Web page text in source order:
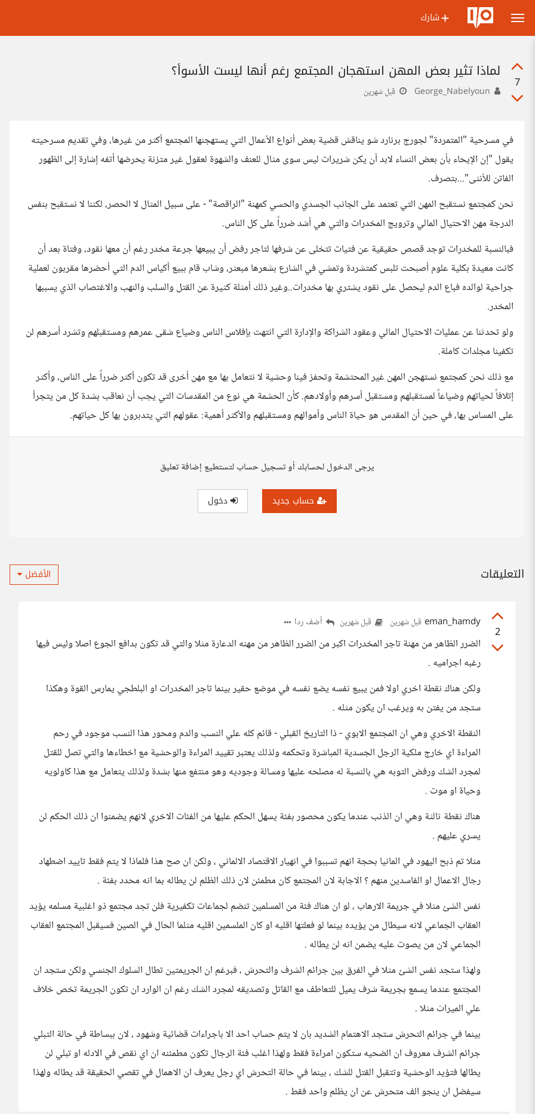
شارك
7
لماذا تثير بعض المهن استهجان المجتمع رغم أنها ليست الأسوأ؟
قبل شهرين
في مسرحية "المتمردة" لجورج برنارد شو يناقش قضية بعض أنواع الأعمال التي يستهجنها المجتمع أكثر من غيرها، وفي تقديم مسرحيته
يقول "إن الإيحاء بأن بعض النساء لابد أن يكن شريرات ليس سوى مثال للعنف والشهوة لعقول غير متزنة يحرضها أتفه إشارة إلى الظهور
الفاتن للأنثى"...بتصرف.
نحن كمجتمع نستقبح المهن التي تعتمد على الجانب الجسدي والحسي كمهنة "الراقصة" - على سبيل المثال لا الحصر، لكننا لا نستقبح بنفس
الدرجة مهن الاحتيال المالي وترويج المخدرات والتي هي أشد ضرراً على كل الناس.
فبالنسبة للمخدرات توجد قصص حقيقية عن فتيات تتخلى عن شرفها لتاجر رفض أن يبيعها جرعة مخدر رغم أن معها نقود، وفتاة بعد أن
كانت معيدة بكلية علوم أصبحت تلبس كمتشردة وتمشي في الشارع بشعرها مبعثر، وشاب قام ببيع أكياس الدم التي أحضرها مقربون لعملية
جراحية لوالده فباع الدم ليحصل على نقود يشتري بها مخدرات..وغير ذلك أمثلة كثيرة عن القتل والسلب والنهب والاغتصاب الذي يسببها
المخدر.
ولو تحدثنا عن عمليات الاحتيال المالي وعقود الشراكة والإدارة التي انتهت بإفلاس الناس وضياع شقى عمرهم ومستقبلهم وتشرد أسرهم لن
تكفينا مجلدات كاملة.
مع ذلك نحن كمجتمع نستهجن المهن غير المحتشمة وتحفز فينا وحشية لا نتعامل بها مع مهن أخرى قد تكون أكثر ضرراً على الناس، وأكثر
إتلافاً لحياتهم وضياعاً لمستقبلهم ومستقبل أسرهم وأولادهم. كأن الحشمة هي نوع من المقدسات التي يجب أن نعاقب بشدة كل من يتجرأ
على المساس بها، في حين أن المقدس هو حياة الناس وأموالهم ومستقبلهم والأكثر أهمية: عقولهم التي يتدبرون بها كل حياتهم.
يرجى الدخول لحسابك أو تسجيل حساب لتستطيع إضافة تعليق
حساب جديد دخول
التعليقات الأفضل
2
eman_hamdy قبل شهرين قبل شهرين أضف ردا
الضرر الظاهر من مهنة تاجر المخدرات اكبر من الضرر الظاهر من مهنه الدعارة مثلا والتي قد تكون بدافع الجوع اصلا وليس فيها
رغبه اجراميه .
ولكن هناك نقطة اخري اولا فمن يبيع نفسه يضع نفسه في موضع حقير بينما تاجر المخدرات او البلطجي يمارس القوة وهكذا
ستجد من يفتن به ويرغب ان يكون مثله .
النقطة الاخري وهي ان المجتمع الابوي - ذا التاريخ القبلي - قائم كله علي النسب والدم ومحور هذا النسب موجود في رحم
المراءة اي خارج ملكية الرجل الجسدية المباشرة وتحكمه ولذلك يعتبر تقييد المراءة والوحشية مع اخطاءها والتي تصل للقتل
لمجرد الشك ورفض التوبه هي بالنسبة له مصلحه عليها ومسالة وجوديه وهو منتفع منها بشدة ولذلك يتعامل مع هذا كاولويه
وحياة او موت .
هناك نقطة ثالثة وهي ان الذنب عندما يكون محصور بفئة يسهل الحكم عليها من الفئات الاخري لانهم يضمنوا ان ذلك الحكم لن
يسري عليهم .
مثلا تم ذبح اليهود في المانيا بحجة انهم تسببوا في انهيار الاقتصاد الالماني ، ولكن ان صح هذا فلماذا لا يتم فقط تاييد اضطهاد
رجال الاعمال او الفاسدين منهم ؟ الاجابة لان المجتمع كان مطمئن لان ذلك الظلم لن يطاله بما انه محدد بفئة .
نفس الشئ مثلا في جريمة الارهاب ، لو ان هناك فئة من المسلمين تنضم لجماعات تكفيرية فلن تجد مجتمع ذو اغلبية مسلمه يؤيد
العقاب الجماعي لانه سيطال من يؤيده بينما لو فعلتها اقليه او كان الملسمين اقليه مثلما الحال في الصين فسيقبل المجتمع العقاب
الجماعي لان من يصوت عليه يضمن انه لن يطاله .
ولهذا ستجد نفس الشئ مثلا في الفرق بين جرائم الشرف والتحرش ، فبرغم ان الجريمتين تطال السلوك الجنسي ولكن ستجد ان
المجتمع عندما يسمع بجريمة شرف يميل للتعاطف مع القاتل وتصديقه لمجرد الشك رغم ان الوارد ان تكون الجريمة تخص خلاف
علي الميراث مثلا .
بينما في جرائم التحرش ستجد الاهتمام الشديد بان لا يتم حساب احد الا باجراءات قضائية وشهود ، لان ببساطة في حالة التبلي
جرائم الشرف معروف ان الضحيه ستكون امراءة فقط ولهذا اغلب فئة الرجال تكون مطمئنه ان اي نقص في الادله او تبلي لن
يطالها فتؤيد الوحشية وتتقبل القتل للشك ، بينما في حالة التحرش اي رجل يعرف ان الاهمال في تقصي الحقيقة قد يطاله ولهذا
سيفضل ان ينجو الف متحرش عن ان يظلم واحد فقط .